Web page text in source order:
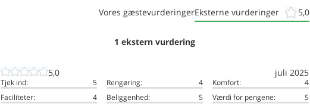
Vores gæstevurderingerEksterne vurderinger 5,0
1 ekstern vurdering
5,0 juli 2025
Tjek ind: 5 Rengøring: 4 Komfort:
4
Faciliteter:
4 Beliggenhed: 5 Værdi for pengene:
5